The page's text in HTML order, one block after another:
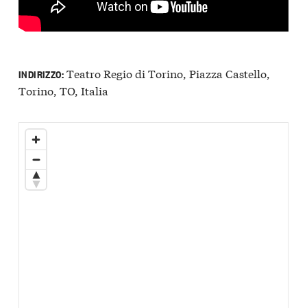
INDIRIZZO:Teatro Regio di Torino, Piazza Castello,
Torino, TO, Italia